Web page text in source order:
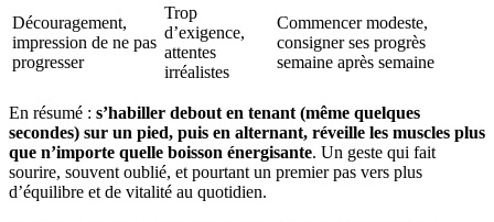
Découragement,
impression de ne pas
progresser
Trop
d’exigence,
attentes
irréalistes
Commencer modeste,
consigner ses progrès
semaine après semaine
En résumé : s’habiller debout en tenant (même quelques
secondes) sur un pied, puis en alternant, réveille les muscles plus
que n’importe quelle boisson énergisante. Un geste qui fait
sourire, souvent oublié, et pourtant un premier pas vers plus
d’équilibre et de vitalité au quotidien.